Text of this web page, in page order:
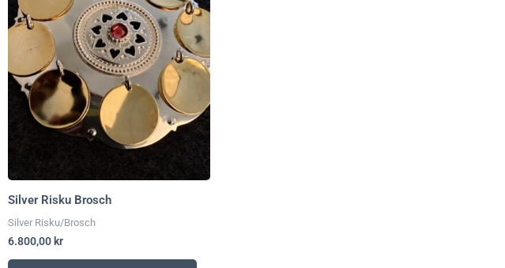
Silver Risku Brosch
Silver Risku/Brosch
6.800,00 kr